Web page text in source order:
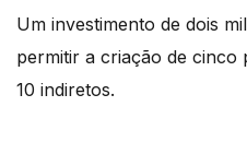
Um investimento de dois
permitir a criação de cinco
10 indiretos.